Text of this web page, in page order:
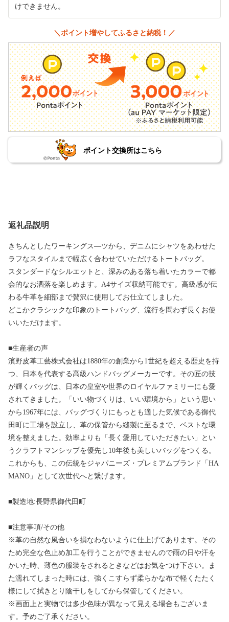
けできません。
＼ポイント増やしてふるさと納税！／
ポイント交換所はこちら
返礼品説明
きちんとしたワーキングス―ツから、デニムにシャツをあわせた
ラフなスタイルまで幅広く合わせていただけるトートバッグ。
スタンダードなシルエットと、深みのある落ち着いたカラーで都
会的なお洒落を楽しめます。A4サイズ収納可能です。高級感が伝
わる牛革を細部まで贅沢に使用してお仕立てしました。
どこかクラシックな印象のトートバッグ、流行を問わず長くお使
いいただけます。
■生産者の声
濱野皮革工藝株式会社は1880年の創業から1世紀を超える歴史を持
つ、日本を代表する高級ハンドバッグメーカーです。その匠の技
が輝くバッグは、日本の皇室や世界のロイヤルファミリーにも愛
されてきました。「いい物づくりは、いい環境から」という思い
から1967年には、バッグづくりにもっとも適した気候である御代
田町に工場を設立し、革の保管から縫製に至るまで、ベストな環
境を整えました。効率よりも「長く愛用していただきたい」とい
うクラフトマンシップを優先し10年後も美しいバッグをつくる。
これからも、この伝統をジャパニーズ・プレミアムブランド「HA
MANO」として次世代へと繋げます。
■製造地:長野県御代田町
■注意事項/その他
※革の自然な風合いを損なわないように仕上げてあります。その
ため完全な色止め加工を行うことができませんので雨の日や汗を
かいた時、薄色の服装をされるときなどはお気をつけ下さい。ま
た濡れてしまった時には、強くこすらず柔らかな布で軽くたたく
様にして拭きとり陰干しをしてから保管してください。
※画面上と実物では多少色味が異なって見える場合もございま
す。予めご了承ください。